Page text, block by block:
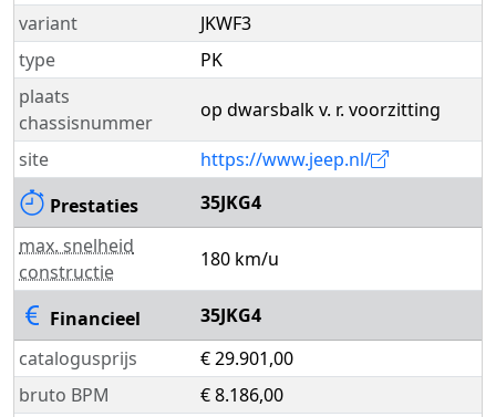
variant
JKWF3
type
PK
plaats
chassisnummer
op dwarsbalk v. r. voorzitting
site
https://www.jeep.nl/
Prestaties
35JKG4
max. snelheid
constructie
180 km/u
Financieel
35JKG4
catalogusprijs
€ 29.901,00
bruto BPM
€ 8.186,00